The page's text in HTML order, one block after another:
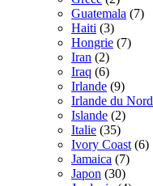
Guatemala (7)
Haiti (3)
Hongrie (7)
Iran (2)
Iraq (6)
Irlande (9)
Irlande du Nord
Islande (2)
Italie (35)
Ivory Coast (6)
Jamaica (7)
Japon (30)